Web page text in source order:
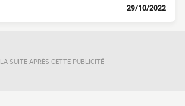
29/10/2022
LA SUITE APRÈS CETTE PUBLICITÉ